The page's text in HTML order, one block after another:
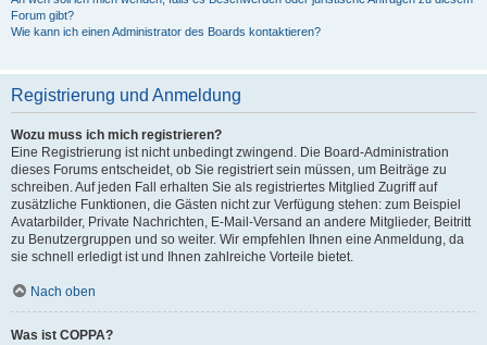
Forum gibt?
Wie kann ich einen Administrator des Boards kontaktieren?
Registrierung und Anmeldung
Wozu muss ich mich registrieren?
Eine Registrierung ist nicht unbedingt zwingend. Die Board-Administration
dieses Forums entscheidet, ob Sie registriert sein müssen, um Beiträge zu
schreiben. Auf jeden Fall erhalten Sie als registriertes Mitglied Zugriff auf
zusätzliche Funktionen, die Gästen nicht zur Verfügung stehen: zum Beispiel
Avatarbilder, Private Nachrichten, E-Mail-Versand an andere Mitglieder, Beitritt
zu Benutzergruppen und so weiter. Wir empfehlen Ihnen eine Anmeldung, da
sie schnell erledigt ist und Ihnen zahlreiche Vorteile bietet.
Nach oben
Was ist COPPA?